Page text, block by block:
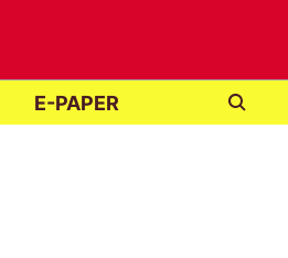
E-PAPER